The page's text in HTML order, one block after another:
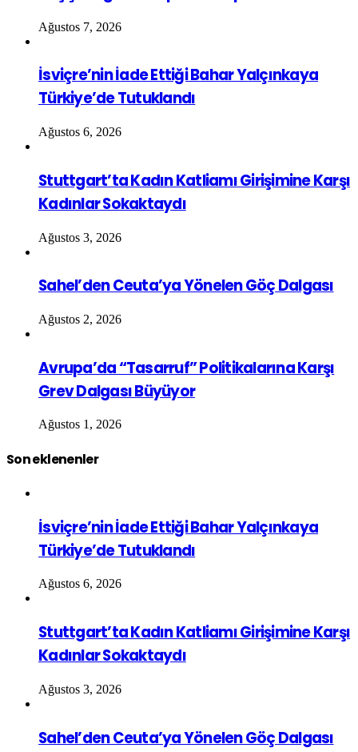
Ağustos 7, 2026
İsviçre’nin İade Ettiği Bahar Yalçınkaya
Türkiye’de Tutuklandı
Ağustos 6, 2026
Stuttgart’ta Kadın Katliamı Girişimine Karşı
Kadınlar Sokaktaydı
Ağustos 3, 2026
Sahel’den Ceuta’ya Yönelen Göç Dalgası
Ağustos 2, 2026
Avrupa’da “Tasarruf” Politikalarına Karşı
Grev Dalgası Büyüyor
Ağustos 1, 2026
Son eklenenler
İsviçre’nin İade Ettiği Bahar Yalçınkaya
Türkiye’de Tutuklandı
Ağustos 6, 2026
Stuttgart’ta Kadın Katliamı Girişimine Karşı
Kadınlar Sokaktaydı
Ağustos 3, 2026
Sahel’den Ceuta’ya Yönelen Göç Dalgası